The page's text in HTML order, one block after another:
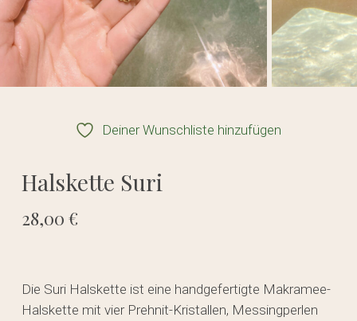
Deiner Wunschliste hinzufügen
Halskette Suri
28,00 €
Die Suri Halskette ist eine handgefertigte Makramee-
Halskette mit vier Prehnit-Kristallen, Messingperlen